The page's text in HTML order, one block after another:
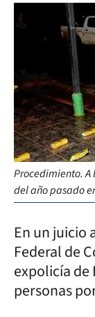
Procedimiento. A
del año pasado
En un juicio
Federal de
expolicía de
personas